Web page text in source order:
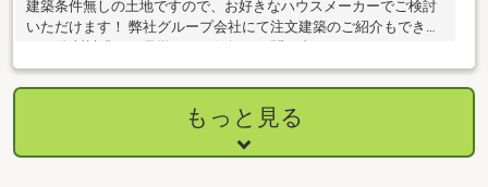
建築条件無しの土地ですので、お好きなハウスメーカーでご検討
いただけます！ 弊社グループ会社にて注文建築のご紹介もできま
もっと見る